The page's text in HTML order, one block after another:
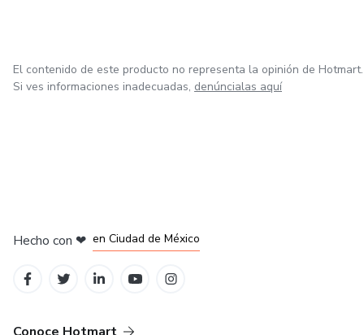
El contenido de este producto no representa la opinión de Hotmart.
Si ves informaciones inadecuadas, denúncialas aquí
Hecho con ❤ en Ciudad de México